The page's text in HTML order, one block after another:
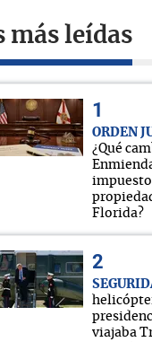
más leídas
ORDEN
¿Qué
Florida?
viajaba